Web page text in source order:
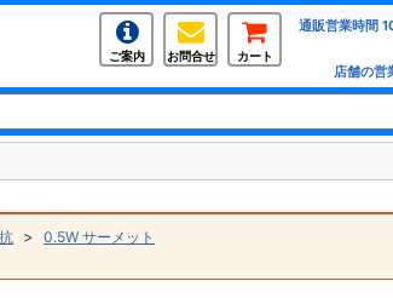
ご案内 お問合せ カート
通販営業時間
店舗の営
> 0.5W サーメット